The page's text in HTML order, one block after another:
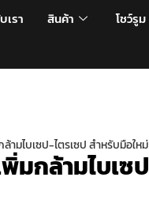
เรา สินค้า โชว์รูม
ล้ามไบเซป-ไตรเซป สำหรับมือใหม่
มกล้ามไบเ